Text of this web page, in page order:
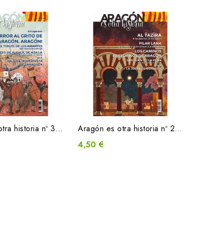
Aragón es otra historia nº 3 / febrero 2022 Aragón es otra historia nº 2 / octubre 2021
4,50 €